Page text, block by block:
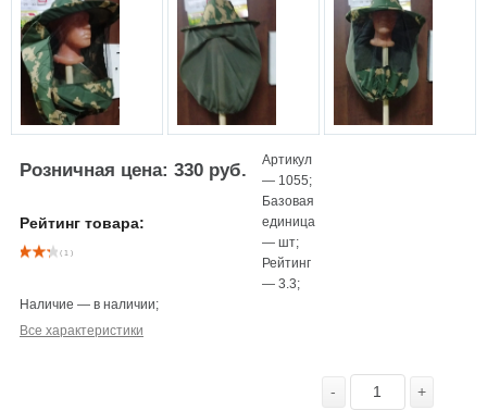
Розничная цена: 330 руб.
Рейтинг товара:
( 1 )
Артикул
— 1055;
Базовая
единица
—шт;
Рейтинг
—3.3;
Наличие — в наличии;
Все характеристики
- +